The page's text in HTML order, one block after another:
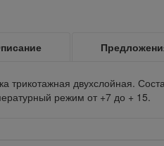
трикотажная двухслойная.
режим от +7 до + 15.